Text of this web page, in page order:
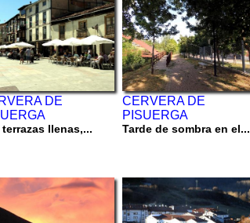
DE
terrazas llenas,...
CERVERA DE
PISUERGA
Tarde de sombra en el...